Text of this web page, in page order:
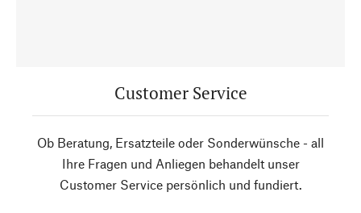
Customer Service
Ob Beratung, Ersatzteile oder Sonderwünsche - all
Ihre Fragen und Anliegen behandelt unser
Customer Service persönlich und fundiert.